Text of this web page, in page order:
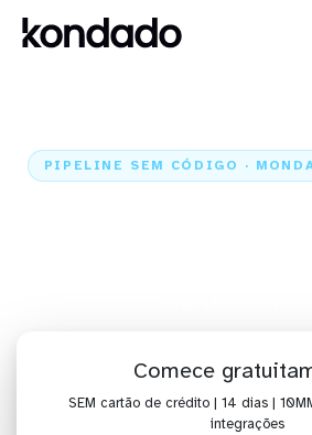
PIPELINE SEM CÓDIGO ·
Comece
SEM cartão de crédito | 14 dias |
integrações